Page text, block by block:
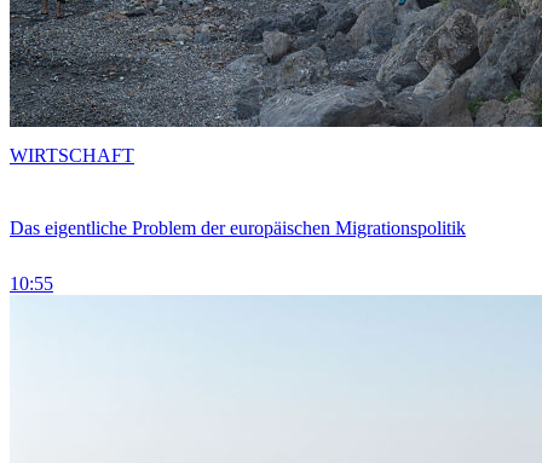
Das eigentliche Problem der europäischen Migrationspolitik
10:55
WIRTSCHAFT